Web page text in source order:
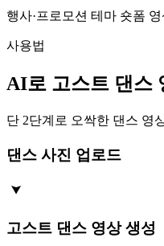
행사·프로모션 테마 숏폼
사용법
AI로 고스트 댄스
단 2단계로 오싹한 댄스 영
댄스 사진 업로드
고스트 댄스 영상 생성